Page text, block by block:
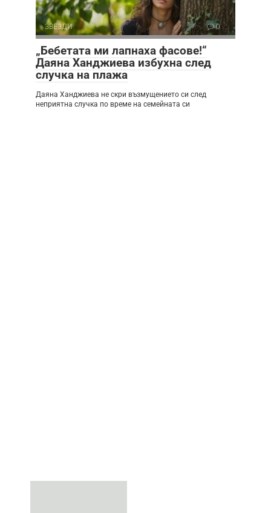
ЗВЕЗДИ 0
„Бебетата ми лапнаха фасове!“
Даяна Ханджиева избухна след
случка на плажа
Даяна Ханджиева не скри възмущението си след
неприятна случка по време на семейната си